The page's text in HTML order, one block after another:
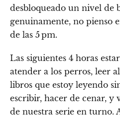
desbloqueado un nivel de
genuinamente, no pienso
de las 5 pm.
Las siguientes 4 horas
atender a los perros, leer
libros que estoy leyendo
escribir, hacer de cenar, y
de nuestra serie en turno.